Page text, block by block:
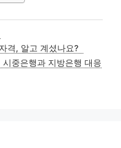
격, 알고 계셨나요?
중은행과 지방은행 대응